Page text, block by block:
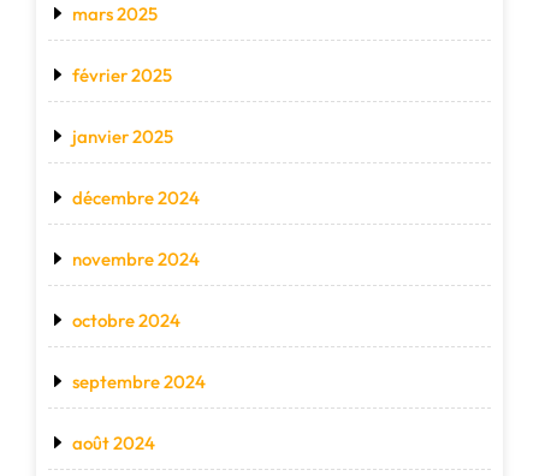
mars 2025
février 2025
janvier 2025
décembre 2024
novembre 2024
octobre 2024
septembre 2024
août 2024